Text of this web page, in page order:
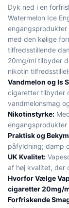
Dyk ned i en
Watermelon Ice
engangsprodukter
med den kølige
tilfredsstillende
20mg/ml tilbyder
nikotin
Vandmelon og Is
cigaretter tilbyder
vandmelonsmag
Nikotinstyrke:
Praktisk og
påfyldning; damp
UK Kvalitet:
af høj kvalitet, der
Hvorfor Vælge
cigaretter 20mg/
Forfriskende